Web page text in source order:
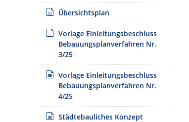
Übersichtsplan
Vorlage Einleitungsbeschluss
Bebauungsplanverfahren Nr.
3/25
Vorlage Einleitungsbeschluss
Bebauungsplanverfahren Nr.
4/25
Städtebauliches Konzept